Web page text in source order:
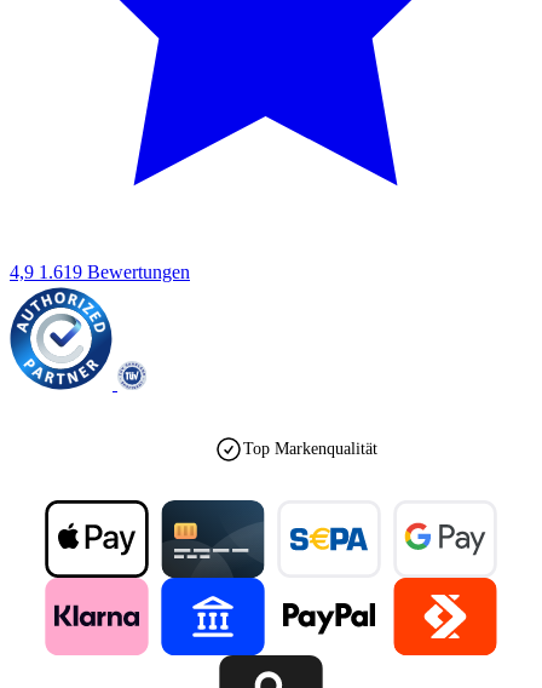
4,9 1.619 Bewertungen
Top Markenqualität